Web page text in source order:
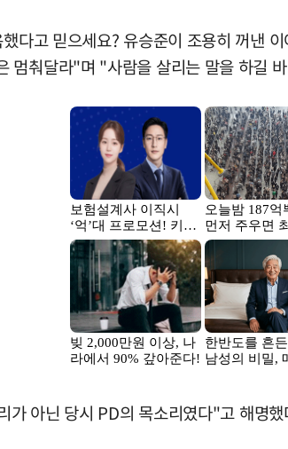
다고 믿으세요? 유승준이 조용히 꺼낸
멈춰달라"며 "사람을 살리는 말을 하길
아닌 당시 PD의 목소리였다"고 해명했